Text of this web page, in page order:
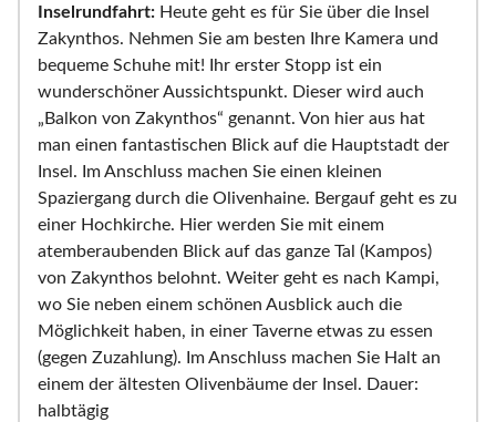
Inselrundfahrt: Heute geht es für Sie über die Insel
Zakynthos. Nehmen Sie am besten Ihre Kamera und
bequeme Schuhe mit! Ihr erster Stopp ist ein
wunderschöner Aussichtspunkt. Dieser wird auch
„Balkon von Zakynthos“ genannt. Von hier aus hat
man einen fantastischen Blick auf die Hauptstadt der
Insel. Im Anschluss machen Sie einen kleinen
Spaziergang durch die Olivenhaine. Bergauf geht es zu
einer Hochkirche. Hier werden Sie mit einem
atemberaubenden Blick auf das ganze Tal (Kampos)
von Zakynthos belohnt. Weiter geht es nach Kampi,
wo Sie neben einem schönen Ausblick auch die
Möglichkeit haben, in einer Taverne etwas zu essen
(gegen Zuzahlung). Im Anschluss machen Sie Halt an
einem der ältesten Olivenbäume der Insel. Dauer:
halbtägig